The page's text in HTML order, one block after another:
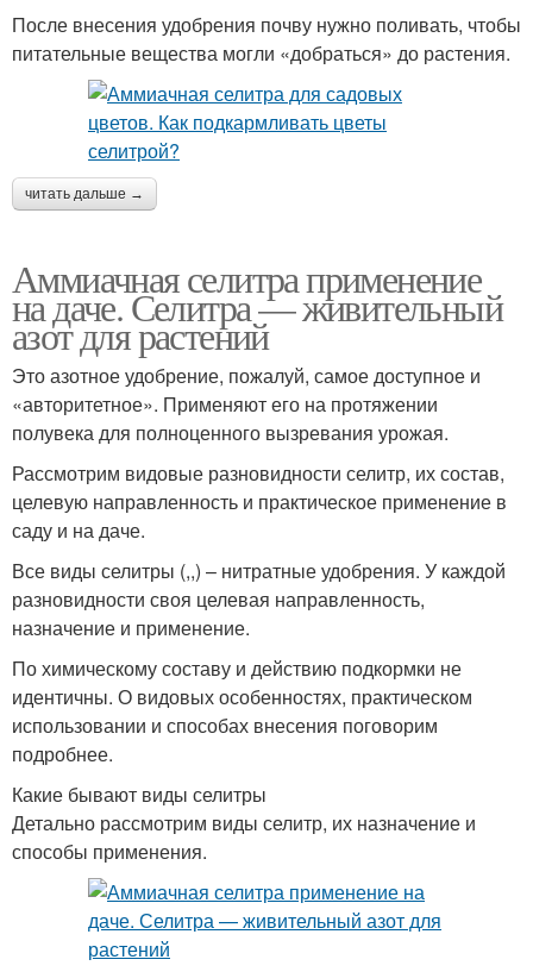
После внесения удобрения почву нужно поливать, чтобы
питательные вещества могли «добраться» до растения.
читать дальше →
Аммиачная селитра применение
на даче. Селитра — живительный
азот для растений
Это азотное удобрение, пожалуй, самое доступное и
«авторитетное». Применяют его на протяжении
полувека для полноценного вызревания урожая.
Рассмотрим видовые разновидности селитр, их состав,
целевую направленность и практическое применение в
саду и на даче.
Все виды селитры (,,) – нитратные удобрения. У каждой
разновидности своя целевая направленность,
назначение и применение.
По химическому составу и действию подкормки не
идентичны. О видовых особенностях, практическом
использовании и способах внесения поговорим
подробнее.
Какие бывают виды селитры
Детально рассмотрим виды селитр, их назначение и
способы применения.